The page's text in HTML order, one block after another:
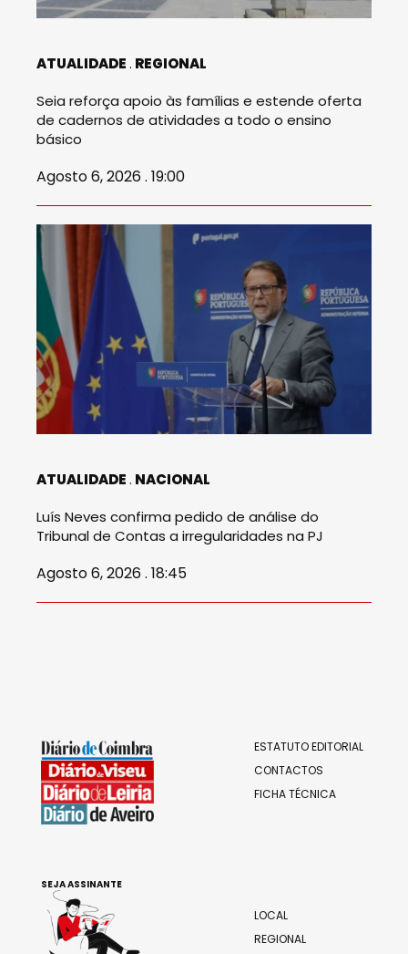
ATUALIDADE REGIONAL
Seia reforça apoio às famílias e estende oferta
de cadernos de atividades a todo o ensino
básico
Agosto 6, 2026 . 19:00
ATUALIDADE NACIONAL
Luís Neves confirma pedido de análise do
Tribunal de Contas a irregularidades na PJ
Agosto 6, 2026 . 18:45
ESTATUTO EDITORIAL
CONTACTOS
FICHA TÉCNICA
LOCAL
REGIONAL
SEJA ASSINANTE